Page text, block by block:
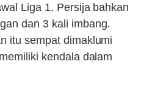
Liga 1, Persija bahkan
dan 3 kali imbang.
itu sempat dimaklumi
kendala dalam